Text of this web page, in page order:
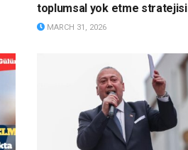
toplumsal yok etme stratejisi
MARCH 31, 2026